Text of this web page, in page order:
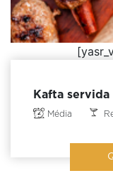
Kafta
Média